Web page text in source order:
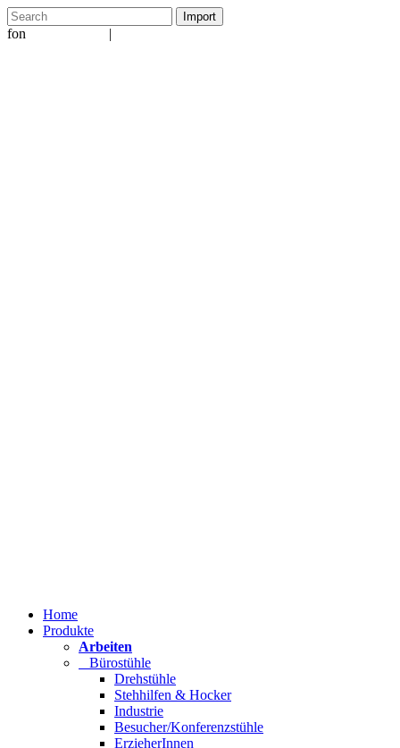
fon |
Home
Produkte
Arbeiten
Bürostühle
Drehstühle
Stehhilfen & Hocker
Industrie
Besucher/Konferenzstühle
ErzieherInnen